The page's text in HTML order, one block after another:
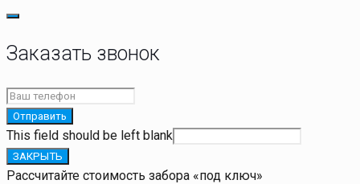
Заказать звонок
Отправить
This field should be left blank
ЗАКРЫТЬ
Рассчитайте стоимость забора «под ключ»